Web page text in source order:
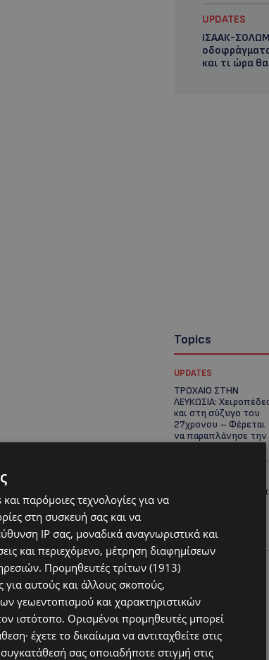
UPDATES
ΙΣΑΑΚ-
και τι ώρα
Topics
UPDATES
ΤΡΟΧΑΙΟ ΣΤΗΝ
ΛΕΥΚΩΣΙΑ:
και στη σύζυγο του
27χρονου – Φέρεται
να παραπλάνησε την
VIRAL: Κοράκι πήρε
βίντεο
UPDATES
Κλείνουν συμβολικά
οδοφράγματα την
Παρασκευή – Πού και
ώρα θα γίνουν οι
δράσεις
παρόμοιες τεχνολογίες για να
στη συσκευή σας και να
IP σας, μοναδικά αναγνωριστικά και
και περιεχόμενο, μέτρηση διαφημίσεων
Προμηθευτές τρίτων (1913)
για αυτούς και άλλους σκοπούς,
γεωεντοπισμού και χαρακτηριστικών
ιστότοπο. Ορισμένοι προμηθευτές μπορεί
έχετε το δικαίωμα να αντιταχθείτε στις
σας οποιαδήποτε στιγμή στις